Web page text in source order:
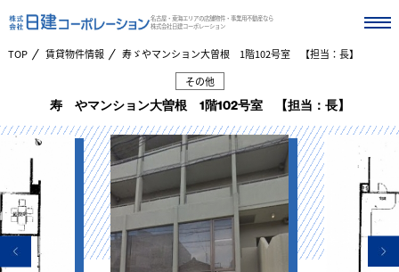
名古屋・東海エリアの店舗物件・事業用不動産なら
株式会社日建コーポレーション
TOP 賃貸物件情報
寿ゞやマンション大曽根 1階102号室 【担当：長】
その他
寿ゞやマンション大曽根 1階102号室 【担当：長】